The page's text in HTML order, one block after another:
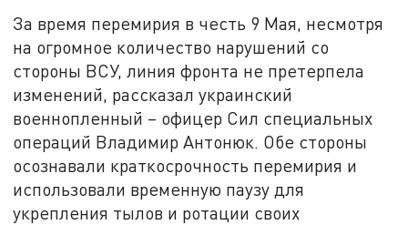
За время перемирия в честь 9 Мая, несмотря
на огромное количество нарушений со
стороны ВСУ, линия фронта не претерпела
изменений, рассказал украинский
военнопленный – офицер Сил специальных
операций Владимир Антонюк. Обе стороны
осознавали краткосрочность перемирия и
использовали временную паузу для
укрепления тылов и ротации своих